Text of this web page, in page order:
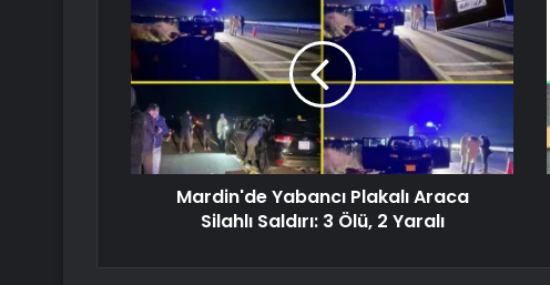
Mardin'de Yabancı Plakalı Araca
Silahlı Saldırı: 3 Ölü, 2 Yaralı